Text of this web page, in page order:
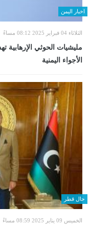
اخبار اليمن
الثلاثاء 04 فبراير 2025 08:12 مساءً
مليشيات الحوثي الإرهابية
الأجواء اليمنية
حال قطر
الخميس 09 يناير 2025 08:59 مساءً